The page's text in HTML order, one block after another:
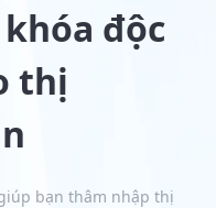
độc
thị
bạn thâm nhập thị